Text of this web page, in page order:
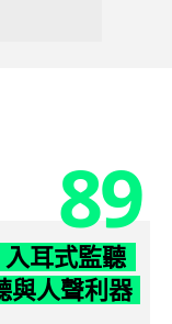
89
耳式監聽
與人聲利器